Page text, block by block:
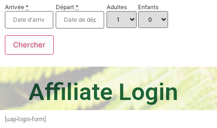
Arrivée * Départ * Adultes Enfants
Affiliate Login
[uap-login-form]